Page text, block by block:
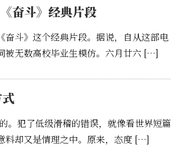
奋斗》经典片段
奋斗》这个经典片段。据说，自从这部电
被无数高校毕业生模仿。六月廿六 […]
。犯了低级滑稽的错误，就像看世界短篇
料却又是情理之中。原来，态度 […]